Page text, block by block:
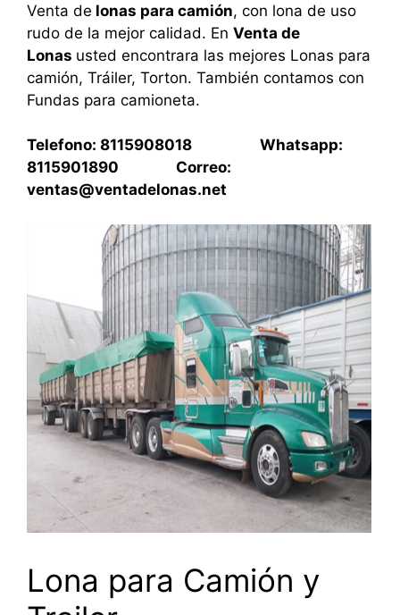
Venta de lonas para camión, con lona de uso
rudo de la mejor calidad. En Venta de
Lonas usted encontrara las mejores Lonas para
camión, Tráiler, Torton. También contamos con
Fundas para camioneta.
Telefono: 8115908018 Whatsapp:
8115901890 Correo:
ventas@ventadelonas.net
Lona para Camión y